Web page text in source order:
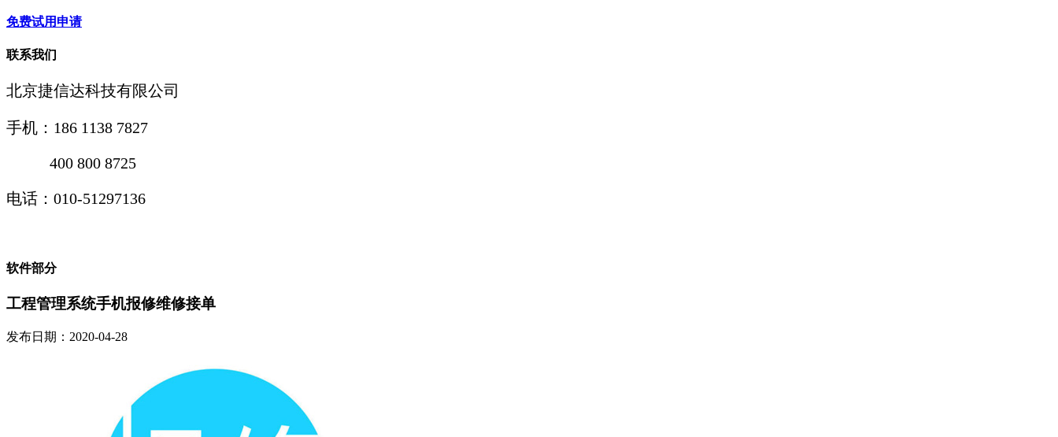
免费试用申请
联系我们
北京捷信达科技有限公司
手机： 186 1138 7827
400 800 8725
电话：010-51297136
软件部分
工程管理系统手机报修维修接单
发布日期：2020-04-28